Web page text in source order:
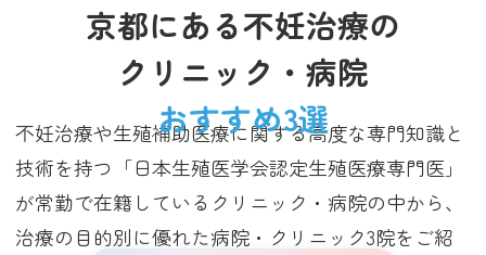
京都にある不妊治療の
クリニック・病院
おすすめ3選
不妊治療や生殖補助医療に関する高度な専門知識と
技術を持つ「日本生殖医学会認定生殖医療専門医」
が常勤で在籍しているクリニック・病院の中から、
治療の目的別に優れた病院・クリニック3院をご紹